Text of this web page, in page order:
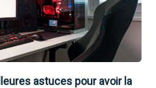
astuces pour avoir la